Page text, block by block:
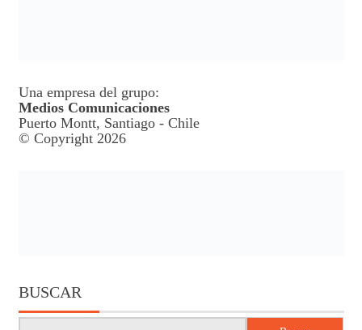
Una empresa del grupo:
Medios Comunicaciones
Puerto Montt, Santiago - Chile
© Copyright 2026
BUSCAR